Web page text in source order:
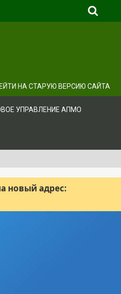
НА СТАРУЮ ВЕРСИЮ САЙТА
УПРАВЛЕНИЕ АПМО
новый адрес: